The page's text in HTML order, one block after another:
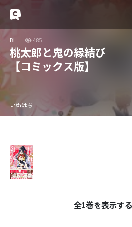
BL 485
桃太郎と鬼の縁結び
【コミックス版】
いぬはち
全1巻を表示する